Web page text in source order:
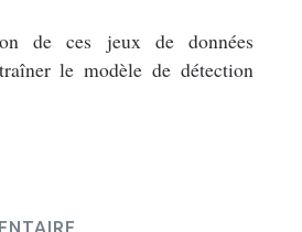
de ces jeux de données
le modèle de détection